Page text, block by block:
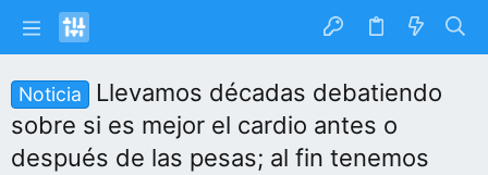
Noticia
Llevamos décadas debatiendo
sobre si es mejor el cardio antes o
después de las pesas; al fin tenemos